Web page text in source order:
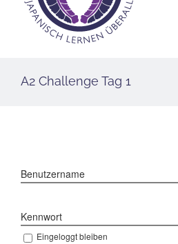
A2 Challenge Tag 1
Benutzername
Kennwort
Eingeloggt bleiben